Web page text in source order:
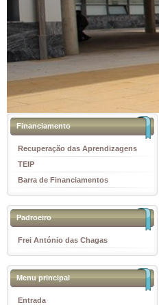
Financiamento
Recuperação das Aprendizagens
TEIP
Barra de Financiamentos
Padroeiro
Frei António das Chagas
Menu principal
Entrada